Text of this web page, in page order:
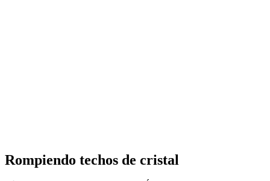
Rompiendo techos de cristal